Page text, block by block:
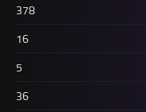
378
16
5
36